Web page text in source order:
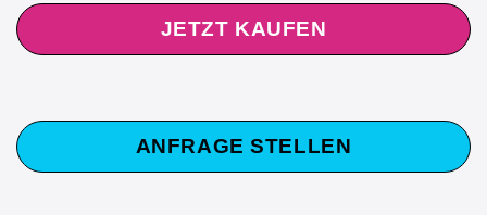
JETZT KAUFEN
ANFRAGE STELLEN